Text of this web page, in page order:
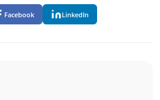
Facebook LinkedIn